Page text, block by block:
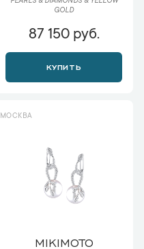
GOLD
87 150 руб.
КУПИТЬ
МОСКВА
MIKIMOTO